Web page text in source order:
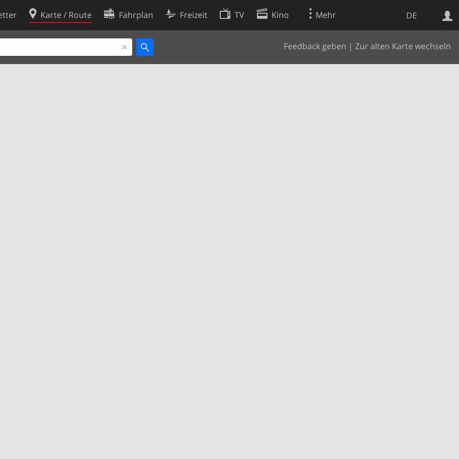
DE
Karte / Route Fahrplan Freizeit TV Kino Mehr
Feedback geben | Zur alten Karte wechseln
Websuche
Cookie-Richtlinie
Cookie-Einstellungen